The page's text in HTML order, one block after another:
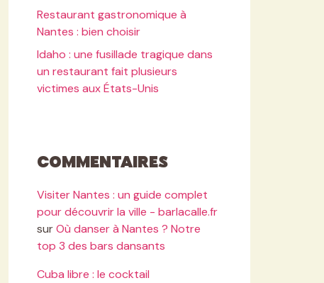
Restaurant gastronomique à
Nantes : bien choisir
Idaho : une fusillade tragique dans
un restaurant fait plusieurs
victimes aux États-Unis
Commentaires
Visiter Nantes : un guide complet
pour découvrir la ville - barlacalle.fr
surOù danser à Nantes ? Notre
top 3 des bars dansants
Cuba libre : le cocktail